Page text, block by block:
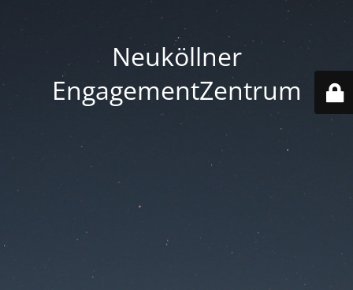
Neuköllner
EngagementZentrum